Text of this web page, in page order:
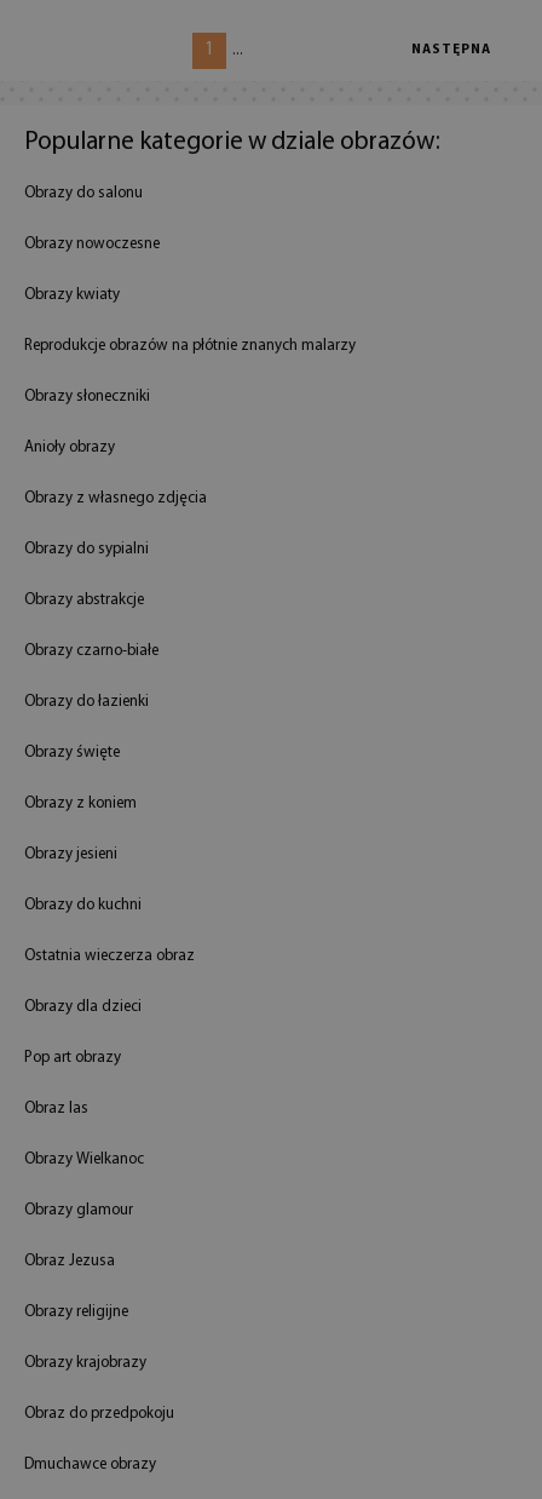
1 ... NASTĘPNA
Popularne kategorie w dziale obrazów:
Obrazy do salonu
Obrazy nowoczesne
Obrazy kwiaty
Reprodukcje obrazów na płótnie znanych malarzy
Obrazy słoneczniki
Anioły obrazy
Obrazy z własnego zdjęcia
Obrazy do sypialni
Obrazy abstrakcje
Obrazy czarno-białe
Obrazy do łazienki
Obrazy święte
Obrazy z koniem
Obrazy jesieni
Obrazy do kuchni
Ostatnia wieczerza obraz
Obrazy dla dzieci
Pop art obrazy
Obraz las
Obrazy Wielkanoc
Obrazy glamour
Obraz Jezusa
Obrazy religijne
Obrazy krajobrazy
Obraz do przedpokoju
Dmuchawce obrazy